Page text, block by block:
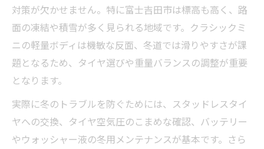
対策が欠かせません。特に富士吉田市は標高も高く、路
面の凍結や積雪が多く見られる地域です。クラシックミ
ニの軽量ボディは機敏な反面、冬道では滑りやすさが課
題となるため、タイヤ選びや重量バランスの調整が重要
となります。
実際に冬のトラブルを防ぐためには、スタッドレスタイ
ヤへの交換、タイヤ空気圧のこまめな確認、バッテリー
やウォッシャー液の冬用メンテナンスが基本です。さら